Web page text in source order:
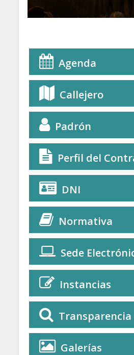
Agenda
Callejero
Padrón
Perfil del
DNI
Normativa
Sede
Instancias
Transparencia
Galerías